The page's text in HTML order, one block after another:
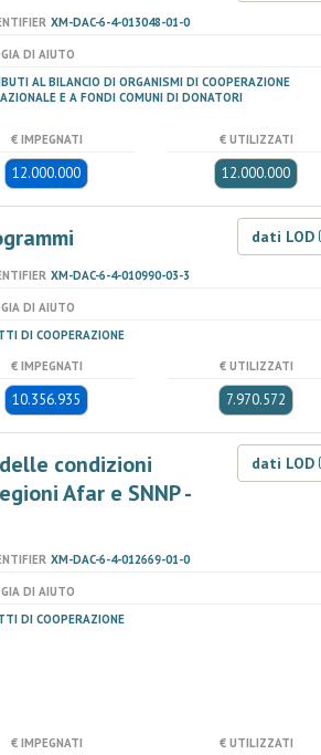
XM-DAC-6-4-013048-01-0
DI AIUTO
AL BILANCIO DI ORGANISMI DI COOPERAZIONE
E A FONDI COMUNI DI DONATORI
€ IMPEGNATI
12.000.000
€ UTILIZZATI
12.000.000
dati LOD
XM-DAC-6-4-010990-03-3
DI AIUTO
DI COOPERAZIONE
€ IMPEGNATI
10.356.935
€ UTILIZZATI
7.970.572
condizioni
Afar e SNNP -
dati LOD
XM-DAC-6-4-012669-01-0
DI AIUTO
DI COOPERAZIONE
€ IMPEGNATI € UTILIZZATI